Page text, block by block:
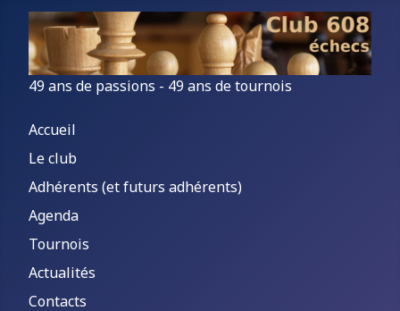
49 ans de passions - 49 ans de tournois
Accueil
Le club
Adhérents (et futurs adhérents)
Agenda
Tournois
Actualités
Contacts